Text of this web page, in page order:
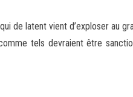
de latent vient d’exploser au
tels devraient être